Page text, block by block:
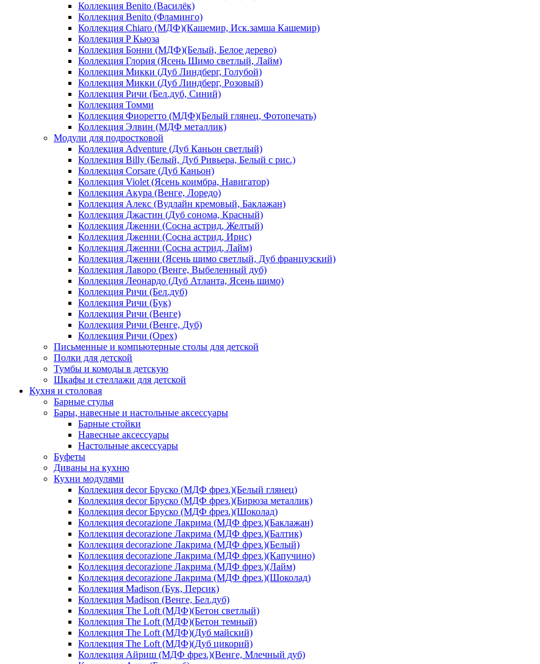
Коллекция Benito (Василёк)
Коллекция Benito (Фламинго)
Коллекция Chiaro (МДФ)(Кашемир, Иск.замша Кашемир)
Коллекция P Кьюза
Коллекция Бонни (МДФ)(Белый, Белое дерево)
Коллекция Глория (Ясень Шимо светлый, Лайм)
Коллекция Микки (Дуб Линдберг, Голубой)
Коллекция Микки (Дуб Линдберг, Розовый)
Коллекция Ричи (Бел.дуб, Синий)
Коллекция Томми
Коллекция Фиоретто (МДФ)(Белый глянец, Фотопечать)
Коллекция Элвин (МДФ металлик)
Модули для подростковой
Коллекция Adventure (Дуб Каньон светлый)
Коллекция Billy (Белый, Дуб Ривьера, Белый с рис.)
Коллекция Corsare (Дуб Каньон)
Коллекция Violet (Ясень коимбра, Навигатор)
Коллекция Акура (Венге, Лоредо)
Коллекция Алекс (Вудлайн кремовый, Баклажан)
Коллекция Джастин (Дуб сонома, Красный)
Коллекция Дженни (Cосна астрид, Желтый)
Коллекция Дженни (Cосна астрид, Ирис)
Коллекция Дженни (Cосна астрид, Лайм)
Коллекция Дженни (Ясень шимо светлый, Дуб французский)
Коллекция Лаворо (Венге, Выбеленный дуб)
Коллекция Леонардо (Дуб Атланта, Ясень шимо)
Коллекция Ричи (Бел.дуб)
Коллекция Ричи (Бук)
Коллекция Ричи (Венге)
Коллекция Ричи (Венге, Дуб)
Коллекция Ричи (Орех)
Письменные и компьютерные столы для детской
Полки для детской
Тумбы и комоды в детскую
Шкафы и стеллажи для детской
Кухня и столовая
Барные стулья
Бары, навесные и настольные аксессуары
Барные стойки
Навесные аксессуары
Настольные аксессуары
Буфеты
Диваны на кухню
Кухни модулями
Коллекция decor Бруско (МДФ фрез.)(Белый глянец)
Коллекция decor Бруско (МДФ фрез.)(Бирюза металлик)
Коллекция decor Бруско (МДФ фрез.)(Шоколад)
Коллекция decorazione Лакрима (МДФ фрез.)(Баклажан)
Коллекция decorazione Лакрима (МДФ фрез.)(Балтик)
Коллекция decorazione Лакрима (МДФ фрез.)(Белый)
Коллекция decorazione Лакрима (МДФ фрез.)(Капучино)
Коллекция decorazione Лакрима (МДФ фрез.)(Лайм)
Коллекция decorazione Лакрима (МДФ фрез.)(Шоколад)
Коллекция Madison (Бук, Персик)
Коллекция Madison (Венге, Бел.дуб)
Коллекция The Loft (МДФ)(Бетон светлый)
Коллекция The Loft (МДФ)(Бетон темный)
Коллекция The Loft (МДФ)(Дуб майский)
Коллекция The Loft (МДФ)(Дуб цикорий)
Коллекция Айриш (МДФ фрез.)(Венге, Млечный дуб)